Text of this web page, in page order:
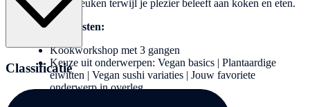
de plantaardige keuken terwijl je plezier beleeft aan koken en eten.
Inbegrepen diensten:
Kookworkshop met 3 gangen
Keuze uit onderwerpen: Vegan basics | Plantaardige
eiwitten | Vegan sushi variaties | Jouw favoriete
onderwerp in overleg
Thematische inleiding door een ervaren
Classificatie